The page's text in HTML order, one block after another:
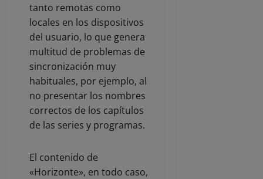
tanto remotas como
locales en los dispositivos
del usuario, lo que genera
multitud de problemas de
sincronización muy
habituales, por ejemplo, al
no presentar los nombres
correctos de los capítulos
de las series y programas.
El contenido de
«Horizonte», en todo caso,